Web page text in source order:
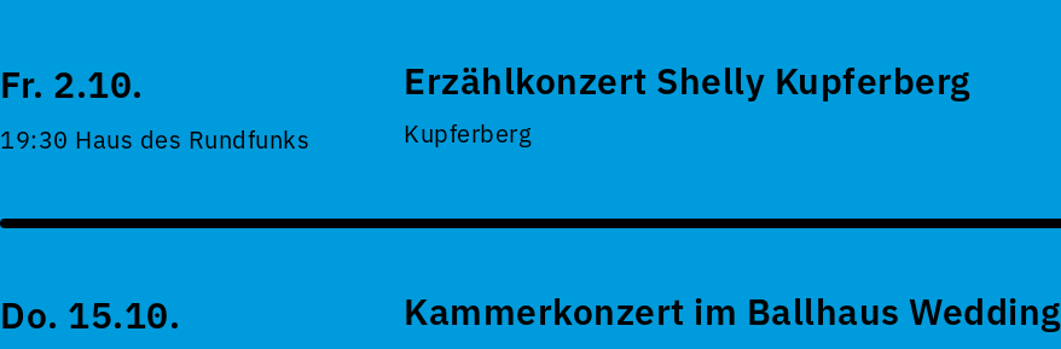
Fr. 2.10.
19:30 Haus des Rundfunks
Erzählkonzert Shelly Kupferberg
Kupferberg
Do. 15.10. Kammerkonzert im Ballhaus Wedding